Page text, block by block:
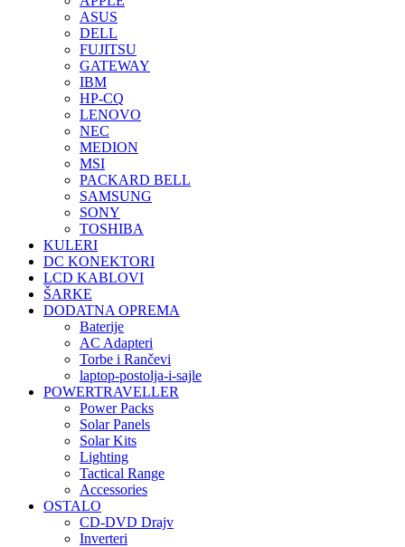
ASUS
DELL
FUJITSU
GATEWAY
IBM
HP-CQ
LENOVO
NEC
MEDION
MSI
PACKARD BELL
SAMSUNG
SONY
TOSHIBA
KULERI
DC KONEKTORI
LCD KABLOVI
ŠARKE
DODATNA OPREMA
Baterije
AC Adapteri
Torbe i Rančevi
laptop-postolja-i-sajle
POWERTRAVELLER
Power Packs
Solar Panels
Solar Kits
Lighting
Tactical Range
Accessories
OSTALO
CD-DVD Drajv
Inverteri